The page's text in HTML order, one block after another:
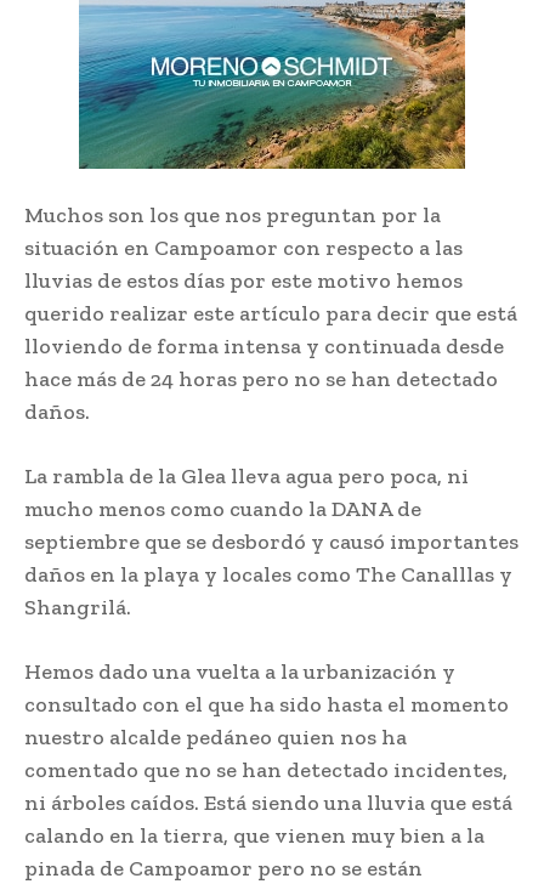
Muchos son los que nos preguntan por la
situación en Campoamor con respecto a las
lluvias de estos días por este motivo hemos
querido realizar este artículo para decir que está
lloviendo de forma intensa y continuada desde
hace más de 24 horas pero no se han detectado
daños.
La rambla de la Glea lleva agua pero poca, ni
mucho menos como cuando la DANA de
septiembre que se desbordó y causó importantes
daños en la playa y locales como The Canalllas y
Shangrilá.
Hemos dado una vuelta a la urbanización y
consultado con el que ha sido hasta el momento
nuestro alcalde pedáneo quien nos ha
comentado que no se han detectado incidentes,
ni árboles caídos. Está siendo una lluvia que está
calando en la tierra, que vienen muy bien a la
pinada de Campoamor pero no se están